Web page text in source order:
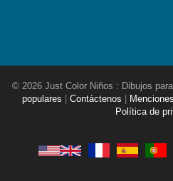
© 2026 Just Color Niños : Dibujos
populares
Contáctenos
Política de